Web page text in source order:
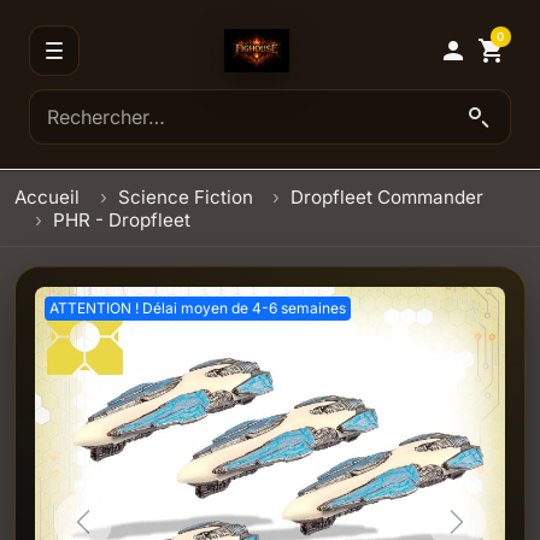
 shopping_cart
0
Accueil Science Fiction
Dropfleet Commander
PHR - Dropfleet
ATTENTION ! Délai moyen de 4-6 semaines
Previous Next